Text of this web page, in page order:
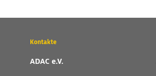
Wichtige
und
Kontakte
ADAC e.V.